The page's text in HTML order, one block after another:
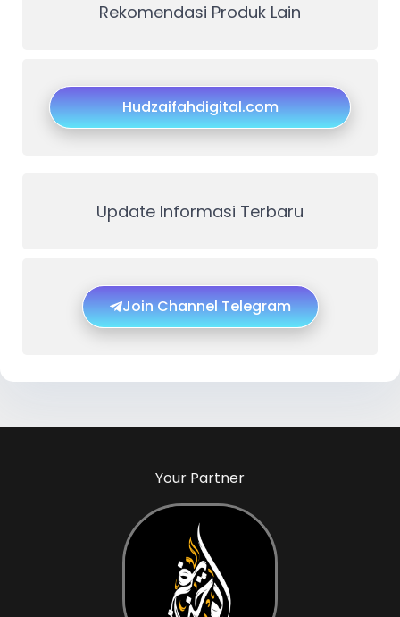
Rekomendasi Produk Lain
Hudzaifahdigital.com
Update Informasi Terbaru
Join Channel Telegram
Your Partner